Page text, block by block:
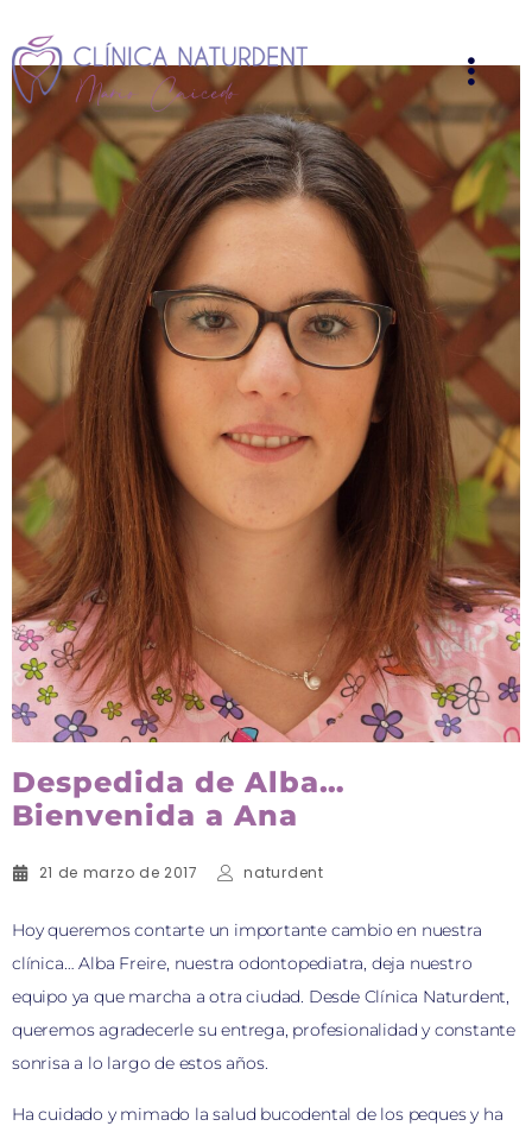
Despedida de Alba…
Bienvenida a Ana
21 de marzo de 2017 naturdent
Hoy queremos contarte un importante cambio en nuestra
clínica… Alba Freire, nuestra odontopediatra, deja nuestro
equipo ya que marcha a otra ciudad. Desde Clínica Naturdent,
queremos agradecerle su entrega, profesionalidad y constante
sonrisa a lo largo de estos años.
Ha cuidado y mimado la salud bucodental de los peques y ha